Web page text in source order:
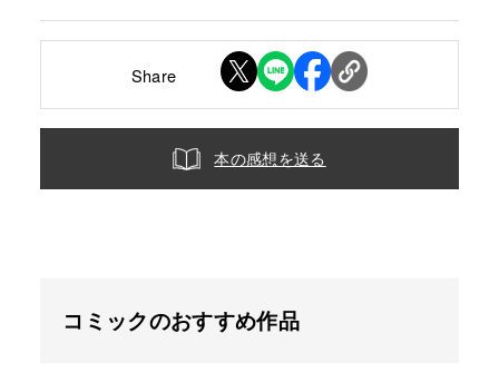
Share
本の感想を送る
コミックのおすすめ作品